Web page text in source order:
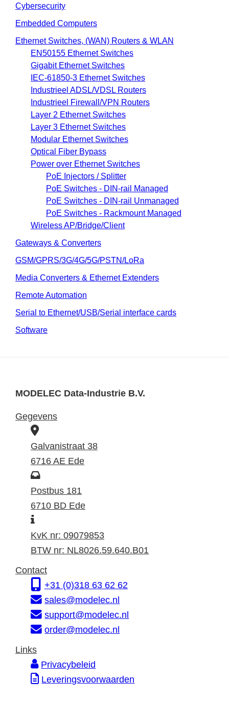
Cybersecurity
Embedded Computers
Ethernet Switches, (WAN) Routers & WLAN
EN50155 Ethernet Switches
Gigabit Ethernet Switches
IEC-61850-3 Ethernet Switches
Industrieel ADSL/VDSL Routers
Industrieel Firewall/VPN Routers
Layer 2 Ethernet Switches
Layer 3 Ethernet Switches
Modular Ethernet Switches
Optical Fiber Bypass
Power over Ethernet Switches
PoE Injectors / Splitter
PoE Switches - DIN-rail Managed
PoE Switches - DIN-rail Unmanaged
PoE Switches - Rackmount Managed
Wireless AP/Bridge/Client
Gateways & Converters
GSM/GPRS/3G/4G/5G/PSTN/LoRa
Media Converters & Ethernet Extenders
Remote Automation
Serial to Ethernet/USB/Serial interface cards
Software
MODELEC Data-Industrie B.V.
Gegevens
B
e
z
o
e
k
d
r
s
Galvanistraat 38
6716 AE Ede
P
o
s
a
d
e
s
Postbus 181
6710 BD Ede
I
n
f
r
m
a
t
e
KvK nr: 09079853
BTW nr: NL8026.59.640.B01
Contact
+31 (0)318 63 62 62
sales@modelec.nl
support@modelec.nl
order@modelec.nl
Links
Privacybeleid
Leveringsvoorwaarden